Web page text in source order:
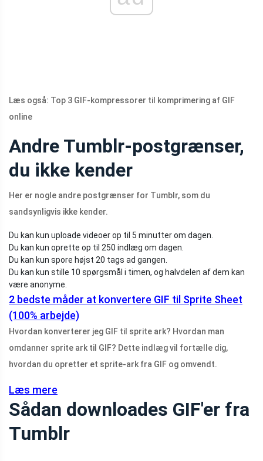
Læs også: Top 3 GIF-kompressorer til komprimering af GIF
online
Andre Tumblr-postgrænser,
du ikke kender
Her er nogle andre postgrænser for Tumblr, som du
sandsynligvis ikke kender.
Du kan kun uploade videoer op til 5 minutter om dagen.
Du kan kun oprette op til 250 indlæg om dagen.
Du kan kun spore højst 20 tags ad gangen.
Du kan kun stille 10 spørgsmål i timen, og halvdelen af ​​dem kan
være anonyme.
2 bedste måder at konvertere GIF til Sprite Sheet
(100% arbejde)
Hvordan konverterer jeg GIF til sprite ark? Hvordan man
omdanner sprite ark til GIF? Dette indlæg vil fortælle dig,
hvordan du opretter et sprite-ark fra GIF og omvendt.
Læs mere
Sådan downloades GIF'er fra
Tumblr